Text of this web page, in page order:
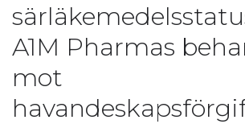
A1M Pharmas
mot